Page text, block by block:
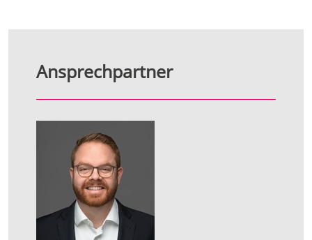
Ansprechpartner